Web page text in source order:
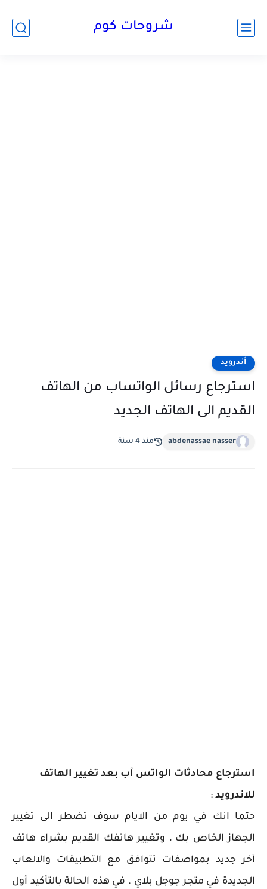
شروحات كوم
أندرويد
استرجاع رسائل الواتساب من الهاتف
القديم الى الهاتف الجديد
abdenassae nasser منذ 4 سنة
استرجاع محادثات الواتس آب بعد تغيير الهاتف
للاندرويد :
حتما انك في يوم من الايام سوف تضطر الى تغيير
الجهاز الخاص بك ، وتغيير هاتفك القديم بشراء هاتف
آخر جديد بمواصفات تتوافق مع التطبيقات والالعاب
الجديدة في متجر جوجل بلاي . في هذه الحالة بالتأكيد أول